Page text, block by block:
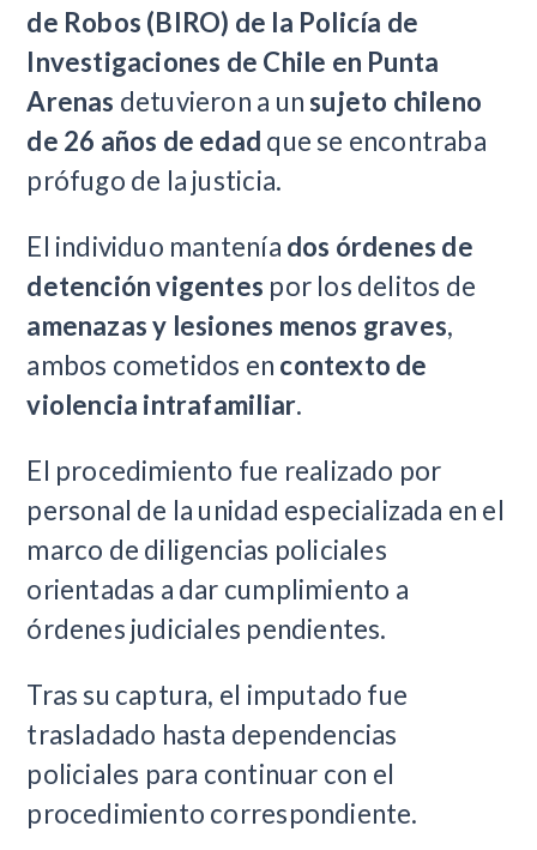
de Robos (BIRO) de la Policía de
Investigaciones de Chile en Punta
Arenas detuvieron a unsujeto chileno
de 26 años de edad que se encontraba
prófugo de la justicia.
El individuo mantenía dos órdenes de
detención vigentes por los delitos de
amenazas y lesiones menos graves,
ambos cometidos en contexto de
violencia intrafamiliar.
El procedimiento fue realizado por
personal de la unidad especializada en el
marco de diligencias policiales
orientadas a dar cumplimiento a
órdenes judiciales pendientes.
Tras su captura, el imputado fue
trasladado hasta dependencias
policiales para continuar con el
procedimiento correspondiente.